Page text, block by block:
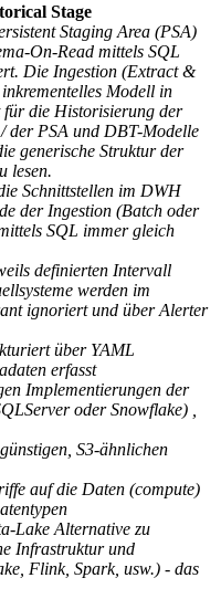
Stage
Staging Area (PSA)
On-Read mittels SQL
Die Ingestion (Extract &
Modell in
die Historisierung der
der PSA und DBT-Modelle
generische Struktur der
lesen.
Schnittstellen im DWH
der Ingestion (Batch oder
SQL immer gleich
definierten Intervall
werden im
ignoriert und über Alerter
über YAML
erfasst
Implementierungen der
oder Snowflake) ,
S3-ähnlichen
auf die Daten (compute)
Lake Alternative zu
Infrastruktur und
Flink, Spark, usw.) - das